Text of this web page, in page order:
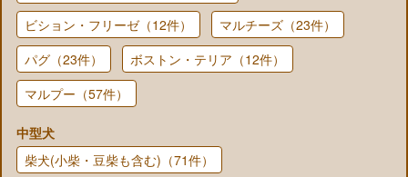
ビション・フリーゼ（12件）
マルチーズ（23件）
パグ（23件）
ボストン・テリア（12件）
マルプー（57件）
中型犬
柴犬(小柴・豆柴も含む)（71件）